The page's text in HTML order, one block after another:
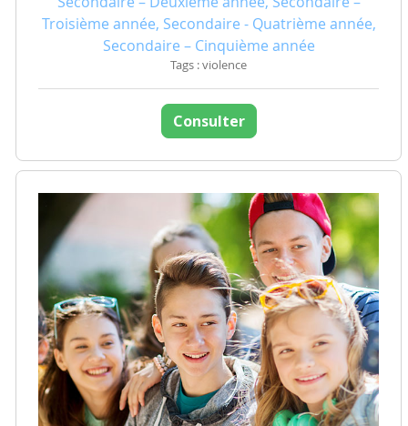
Troisième année, Secondaire - Quatrième année,
Secondaire – Cinquième année
Tags : violence
Consulter